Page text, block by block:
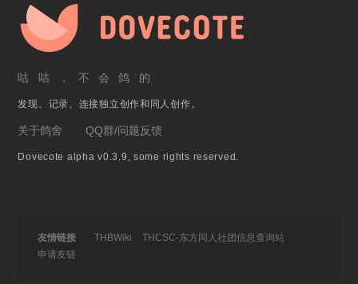
咕咕，不会鸽的
发现、记录、连接独立创作和同人创作。
关于鸽舍 QQ群/问题反馈
Dovecote alpha v0.3.9, some rights reserved.
友情链接 THBWiki
THCSC-东方同人社团信息查询站
申请友链